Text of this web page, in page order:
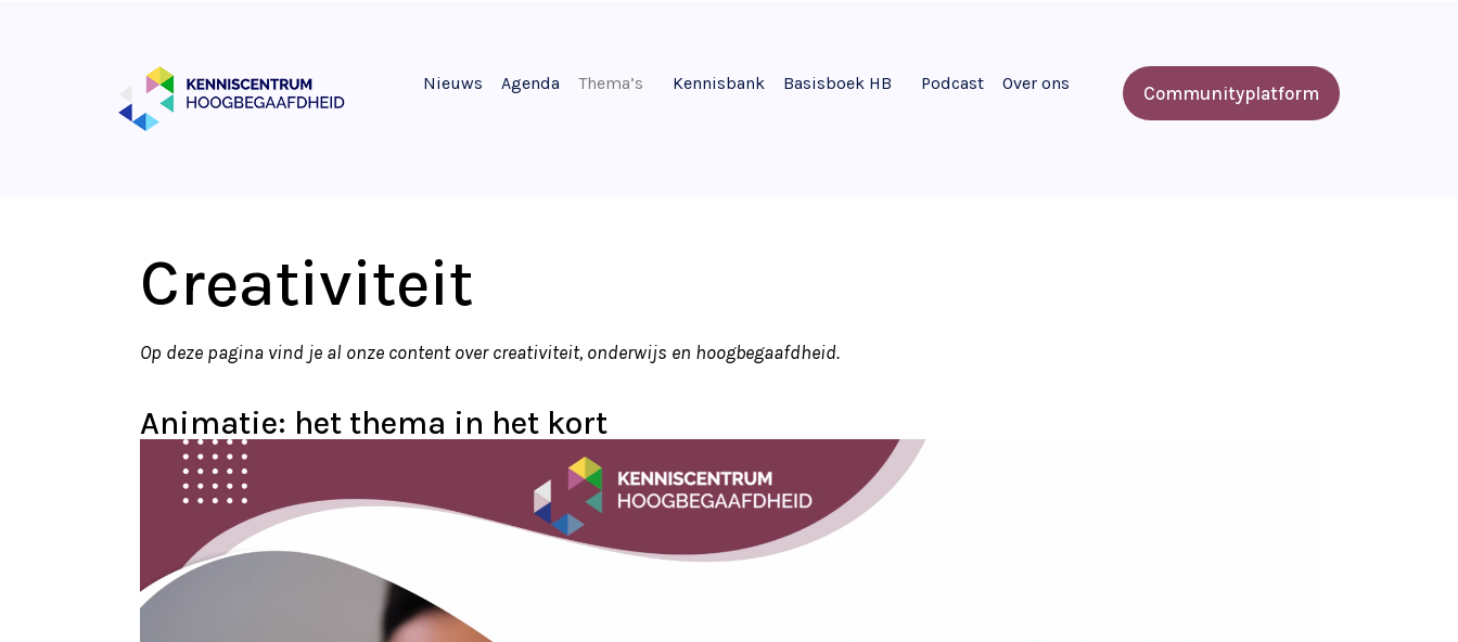
Nieuws Agenda Thema’s Kennisbank Basisboek HB Podcast Over ons Communityplatform
Creativiteit
Op deze pagina vind je al onze content over creativiteit, onderwijs en hoogbegaafdheid.
Animatie: het thema in het kort